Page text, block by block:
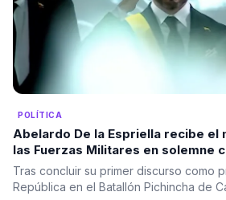
POLÍTICA
Abelardo De la Espriella recibe el
las Fuerzas Militares en solemne
reconocimiento de tropas
Tras concluir su primer discurso como
República en el Batallón Pichincha de